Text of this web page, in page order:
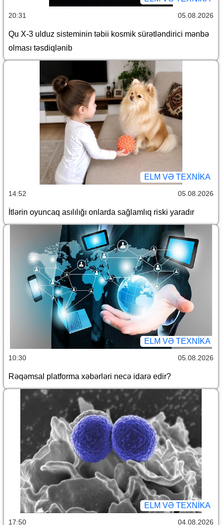
20:31 05.08.2026
Qu X-3 ulduz sisteminin təbii kosmik sürətləndirici mənbə
olması təsdiqlənib
ELM VƏ TEXNIKA
14:52 05.08.2026
İtlərin oyuncaq asılılığı onlarda sağlamlıq riski yaradır
ELM VƏ TEXNIKA
10:30 05.08.2026
Rəqəmsal platforma xəbərləri necə idarə edir?
ELM VƏ TEXNIKA
17:50 04.08.2026